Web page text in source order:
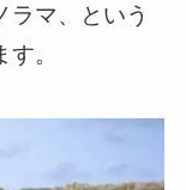
ラマ、という
。